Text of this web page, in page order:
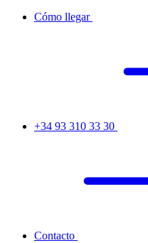
Cómo llegar
+34 93 310 33 30
Contacto